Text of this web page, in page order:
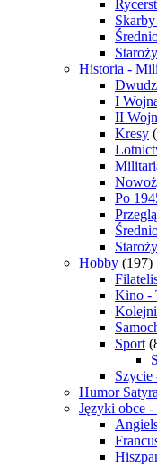
Historia -
I
II
Kresy
Po
Hobby (197)
Kino -
Sport
Szycie
Humor Satyra
Języki obce